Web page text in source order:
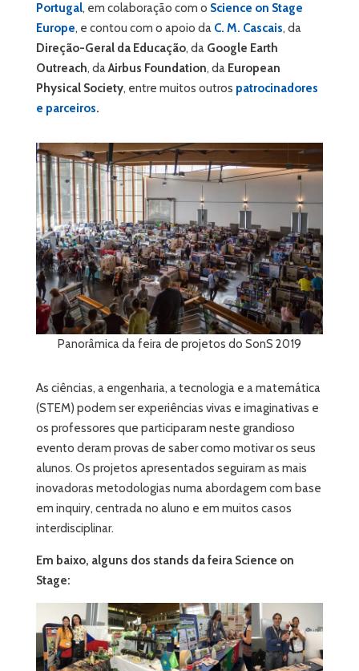
Portugal, em colaboração com o Science on Stage
Europe, e contou com o apoio da C. M. Cascais, da
Direção-Geral da Educação, da Google Earth
Outreach, daAirbus Foundation, da European
Physical Society, entre muitos outros patrocinadores
e parceiros.
Panorâmica da feira de projetos do SonS 2019
As ciências, a engenharia, a tecnologia e a matemática
(STEM) podem ser experiências vivas e imaginativas e
os professores que participaram neste grandioso
evento deram provas de saber como motivar os seus
alunos. Os projetos apresentados seguiram as mais
inovadoras metodologias numa abordagem com base
em inquiry, centrada no aluno e em muitos casos
interdisciplinar.
Em baixo, alguns dos stands da feira Science on
Stage: